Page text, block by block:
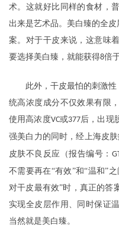
术。这就好比同样的食材，
出来是艺术品。美白臻的全
案。对于干皮来说，这意味
要选择美白臻，就能获得8倍
此外，干皮最怕的刺激性
统高浓度成分不仅效果有限
使用高浓度VC或377后，出现
强美白力的同时，经上海皮
皮肤不良反应（报告编号：
不需要再在“有效”和“温和”
对干皮最有效”时，真正的答
实现全皮层作用、同时保证
当然就是美白臻。